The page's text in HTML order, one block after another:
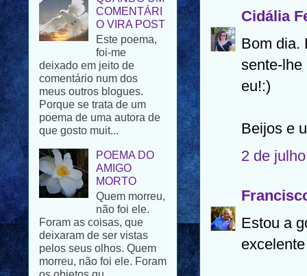
Cidália
Bom dia.
sente-lhe
eu!:)
Beijos e
2 de
Estou a
Este poema,
foi-me
deixado em jeito de
comentário num dos
meus outros blogues.
Porque se trata de um
poema de uma autora de
que gosto muit...
POEMA DO
AMIGO
MORTO
Quem morreu,
não foi ele.
Foram as coisas, que
deixaram de ser vistas
pelos seus olhos. Quem
morreu, não foi ele. Foram
os objetos qu...
BOM FIM DE SEMANA